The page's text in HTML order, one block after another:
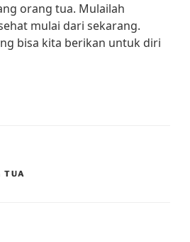
orang tua. Mulailah
mulai dari sekarang.
bisa kita berikan untuk diri
TUA